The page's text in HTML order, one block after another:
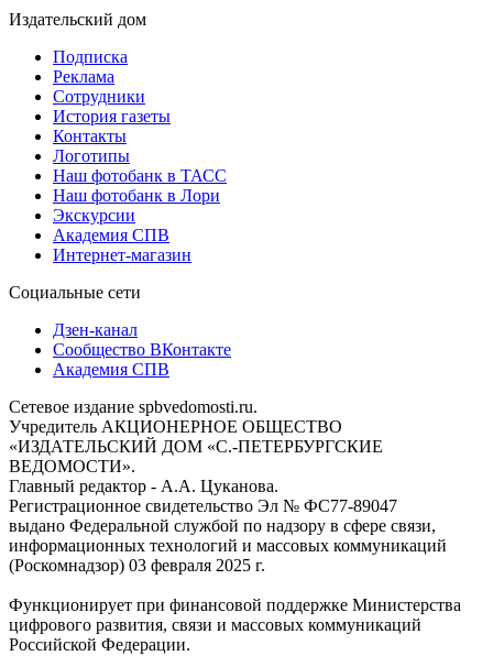
Издательский дом
Подписка
Реклама
Сотрудники
История газеты
Контакты
Логотипы
Наш фотобанк в ТАСС
Наш фотобанк в Лори
Экскурсии
Академия СПВ
Интернет-магазин
Социальные сети
Дзен-канал
Сообщество ВКонтакте
Академия СПВ
Сетевое издание spbvedomosti.ru.
Учредитель АКЦИОНЕРНОЕ ОБЩЕСТВО
«ИЗДАТЕЛЬСКИЙ ДОМ «С.-ПЕТЕРБУРГСКИЕ
ВЕДОМОСТИ».
Главный редактор - А.А. Цуканова.
Регистрационное свидетельство Эл № ФС77-89047
выдано Федеральной службой по надзору в сфере связи,
информационных технологий и массовых коммуникаций
(Роскомнадзор) 03 февраля 2025 г.
Функционирует при финансовой поддержке Министерства
цифрового развития, связи и массовых коммуникаций
Российской Федерации.